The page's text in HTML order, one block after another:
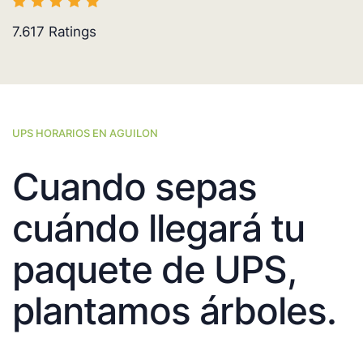
7.617 Ratings
UPS HORARIOS EN AGUILON
Cuando sepas
cuándo llegará tu
paquete de UPS,
plantamos árboles.